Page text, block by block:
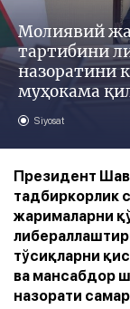
Молиявий
тартибини
назоратини
муҳокама
Siyosat
Президент
тадбиркорлик
жарималарни
тўсиқларни
ва мансабдор
назорати